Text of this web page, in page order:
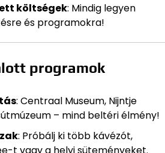
költségek: Mindig legyen
és programokra!
programok
: Centraal Museum, Nijntje
– mind beltéri élmény!
: Próbálj ki több kávézót,
t vagy a helyi süteményeket.